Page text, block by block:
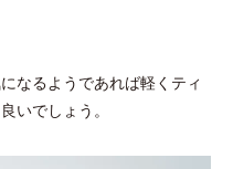
なるようであれば軽くティ
いでしょう。